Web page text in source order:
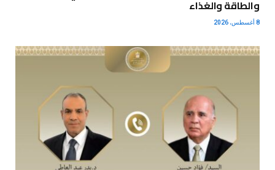
والطاقة والغذاء
8 أغسطس، 2026